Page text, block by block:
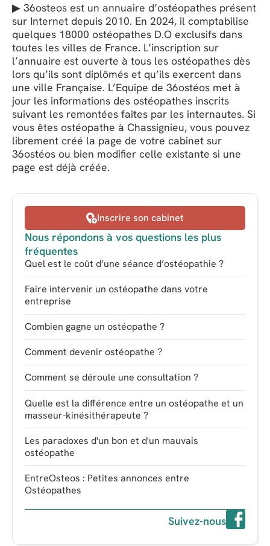
▶ 36osteos est un annuaire d’ostéopathes présent
sur Internet depuis 2010. En 2024, il comptabilise
quelques 18000 ostéopathes D.O exclusifs dans
toutes les villes de France. L’inscription sur
l’annuaire est ouverte à tous les ostéopathes dès
lors qu’ils sont diplômés et qu’ils exercent dans
une ville Française. L’Equipe de 36ostéos met à
jour les informations des ostéopathes inscrits
suivant les remontées faîtes par les internautes. Si
vous êtes ostéopathe à Chassignieu, vous pouvez
librement créé la page de votre cabinet sur
36ostéos ou bien modifier celle existante si une
page est déjà créée.
Inscrire son cabinet
Nous répondons à vos questions les plus
fréquentes
Quel est le coût d’une séance d’ostéopathie ?
Faire intervenir un ostéopathe dans votre
entreprise
Combien gagne un ostéopathe ?
Comment devenir ostéopathe ?
Comment se déroule une consultation ?
Quelle est la différence entre un ostéopathe et un
masseur-kinésithérapeute ?
Les paradoxes d'un bon et d'un mauvais
ostéopathe
EntreOsteos : Petites annonces entre
Ostéopathes
Suivez-nous